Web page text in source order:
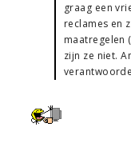
graag een
reclames en
maatregelen
zijn ze niet.